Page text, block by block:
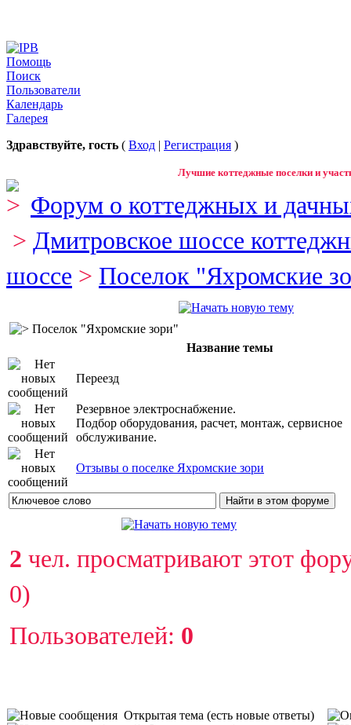
Помощь
Поиск
Пользователи
Календарь
Галерея
Здравствуйте, гость ( Вход | Регистрация )
Лучшие коттеджные поселки и
Форум о коттеджных и
> Дмитровское шоссе
шоссе > Поселок "Яхромские
Поселок "Яхромские зори"
Название темы
Переезд
Резервное электроснабжение.
Подбор оборудования, расчет, монтаж, сервисное
обслуживание.
Отзывы о поселке Яхромские зори
2 чел. просматривают этот
0)
Пользователей: 0
Открытая тема (есть новые ответы)